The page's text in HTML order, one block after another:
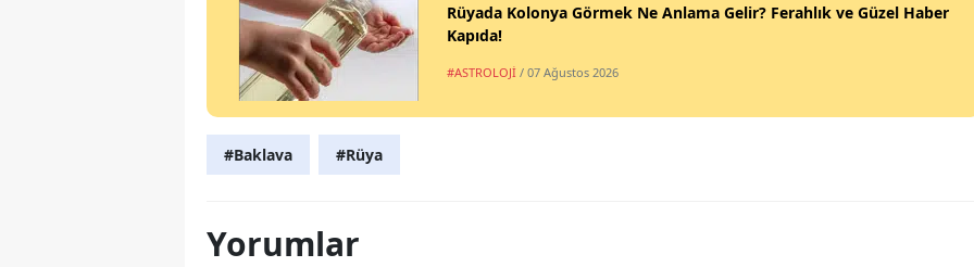
Rüyada Kolonya Görmek Ne Anlama Gelir? Ferahlık ve Güzel Haber
Kapıda!
#ASTROLOJİ / 07 Ağustos 2026
#Baklava #Rüya
Yorumlar